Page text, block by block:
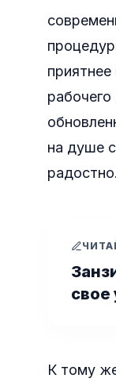
на душе
радостно.
свое
К тому